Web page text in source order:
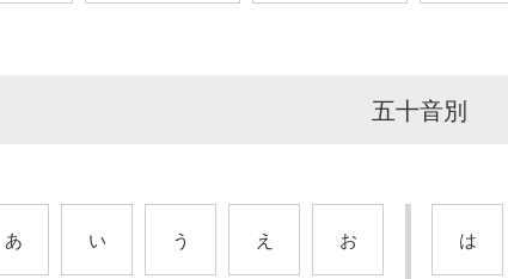
五十音別
あ い う え お は